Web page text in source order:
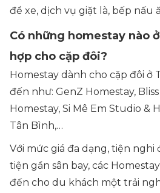
để xe, dịch vụ giặt là, bếp nấu
Có những homestay nào
hợp cho cặp đôi?
Homestay dành cho cặp đôi ở
đến như: GenZ Homestay,
Homestay, Si Mê Em Studio &
Tân Bình,…
Với mức giá đa dạng, tiện
tiện gần sân bay, các
đến cho du khách một trải